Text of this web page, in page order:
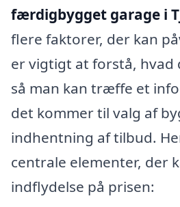
færdigbygget garage i
flere faktorer, der kan
er vigtigt at forstå, hvad
så man kan træffe et
det kommer til valg af
indhentning af tilbud.
centrale elementer, der
indflydelse på prisen: